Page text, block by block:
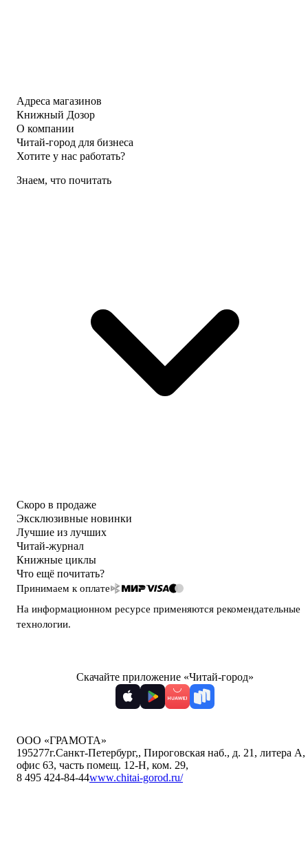
Адреса магазинов
Книжный Дозор
О компании
Читай-город для бизнеса
Хотите у нас работать?
Знаем, что почитать
Скоро в продаже
Эксклюзивные новинки
Лучшие из лучших
Читай-журнал
Книжные циклы
Что ещё почитать?
Принимаем к оплате
На информационном ресурсе применяются рекомендательные
технологии.
Скачайте приложение «Читай-город»
ООО «ГРАМОТА»
195277г.Санкт-Петербург,, Пироговская наб., д. 21, литера А,
офис 63, часть помещ. 12-Н, ком. 29,
8 495 424-84-44www.chitai-gorod.ru/